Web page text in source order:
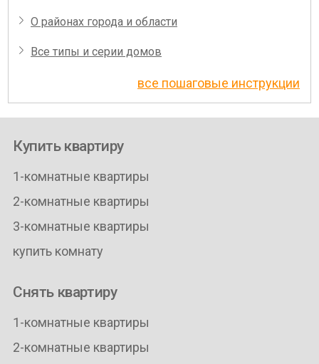
О районах города и области
Все типы и серии домов
все пошаговые инструкции
Купить квартиру
1-комнатные квартиры
2-комнатные квартиры
3-комнатные квартиры
купить комнату
Снять квартиру
1-комнатные квартиры
2-комнатные квартиры